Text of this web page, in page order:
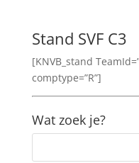
Stand SVF C3
[KNVB_stand
comptype=”R”]
Wat zoek je?